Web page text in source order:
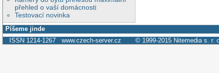
přehled o vaší domácnosti
Testovací novinka
Píšeme jinde
ISSN 1214-1267 www.czech-server.cz © 1999-2015 Nitemedia s. r.